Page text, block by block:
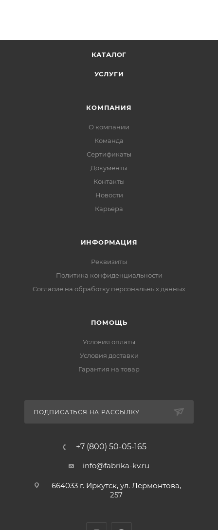
КАТАЛОГ
УСЛУГИ
КОМПАНИЯ
О компании
Команда
Сертификаты
Документы
Контакты
Новости
Карьера
ИНФОРМАЦИЯ
Реквизиты
Политика конфиденциальности
Cогласие на обработку персональных данных
ПОМОЩЬ
Условия оплаты
Условия доставки
Гарантия на товар
ПОДПИСАТЬСЯ НА РАССЫЛКУ
+7 (800) 50-05-165
info@fabrika-kv.ru
664033 г. Иркутск, ул. Лермонтова,
257